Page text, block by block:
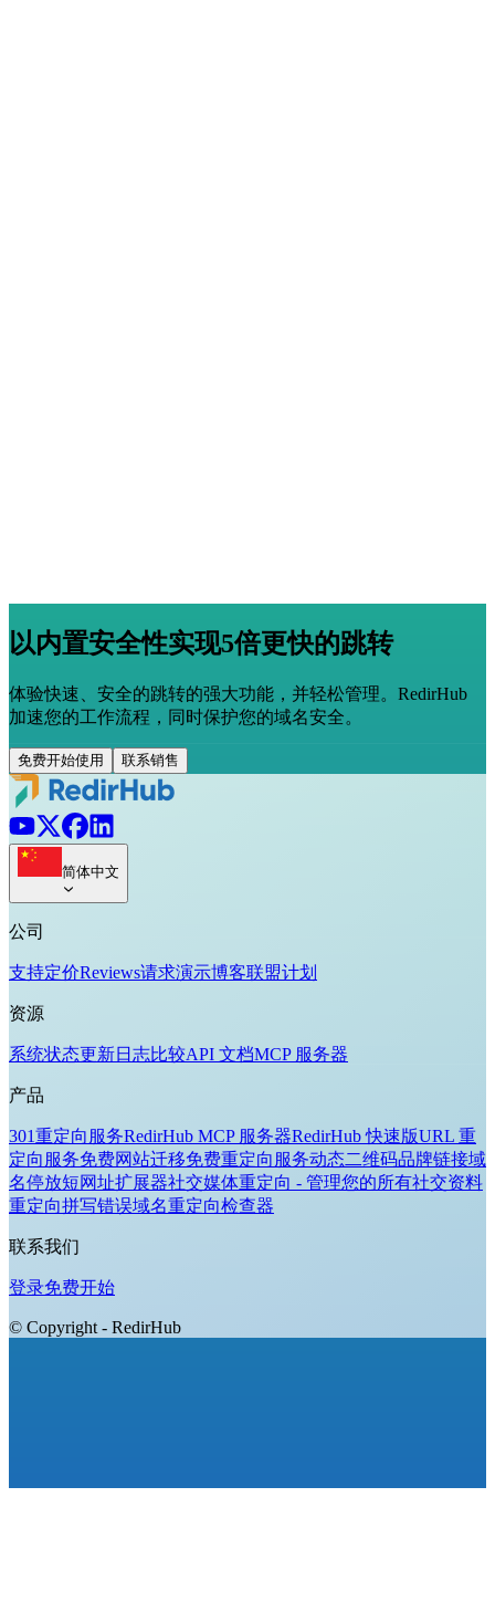
以内置安全性实现5倍更快的跳转
体验快速、安全的跳转的强大功能，并轻松管理。RedirHub
加速您的工作流程，同时保护您的域名安全。
免费开始使用 联系销售
简体中文
公司
支持定价Reviews请求演示博客联盟计划
资源
系统状态更新日志比较API 文档MCP 服务器
产品
301重定向服务RedirHub MCP 服务器RedirHub 快速版URL 重
定向服务免费网站迁移免费重定向服务动态二维码品牌链接域
名停放短网址扩展器社交媒体重定向 - 管理您的所有社交资料
重定向拼写错误域名重定向检查器
联系我们
登录免费开始
© Copyright - RedirHub